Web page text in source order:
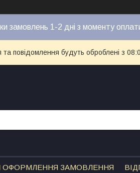
замовлень 1-2 дні з моменту
повідомлення будуть оброблені з
ЗАМОВЛЕННЯ